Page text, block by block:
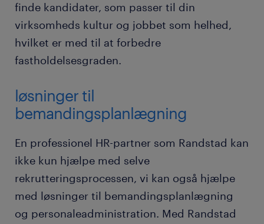
finde kandidater, som passer til din
virksomheds kultur og jobbet som helhed,
hvilket er med til at forbedre
fastholdelsesgraden.
løsninger til
bemandingsplanlægning
En professionel HR-partner som Randstad kan
ikke kun hjælpe med selve
rekrutteringsprocessen, vi kan også hjælpe
med løsninger til bemandingsplanlægning
og personaleadministration. Med Randstad